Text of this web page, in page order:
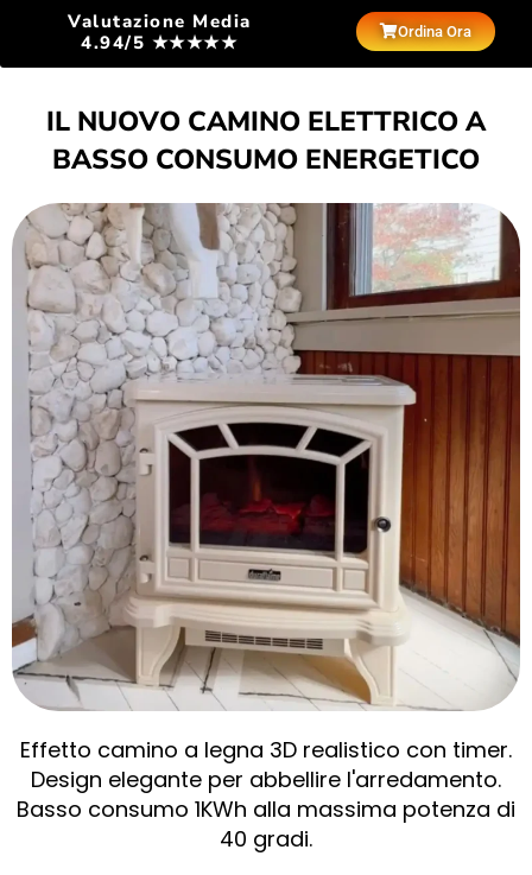
Valutazione Media
4.94/5 ★★★★★
Ordina Ora
IL NUOVO CAMINO ELETTRICO A
BASSO CONSUMO ENERGETICO
Effetto camino a legna 3D realistico con timer.
Design elegante per abbellire l'arredamento.
Basso consumo 1KWh alla massima potenza di
40 gradi.